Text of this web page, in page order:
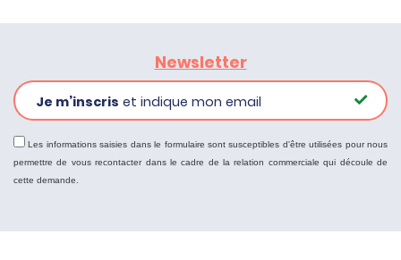
Newsletter
Je m’inscris et indique mon email
Les informations saisies dans le formulaire sont susceptibles d'être utilisées pour nous
permettre de vous recontacter dans le cadre de la relation commerciale qui découle de
cette demande.